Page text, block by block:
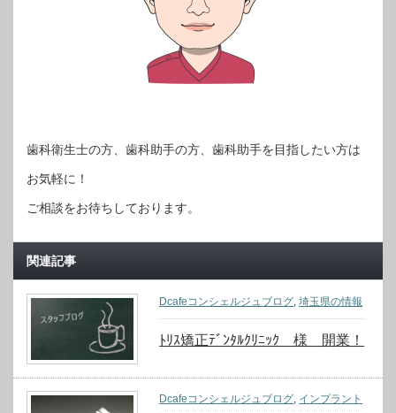
歯科衛生士の方、歯科助手の方、歯科助手を目指したい方は
お気軽に！
ご相談をお待ちしております。
関連記事
Dcafeコンシェルジュブログ,埼玉県の情報
ﾄﾘｽ矯正ﾃﾞﾝﾀﾙｸﾘﾆｯｸ 様 開業！
Dcafeコンシェルジュブログ, インプラント